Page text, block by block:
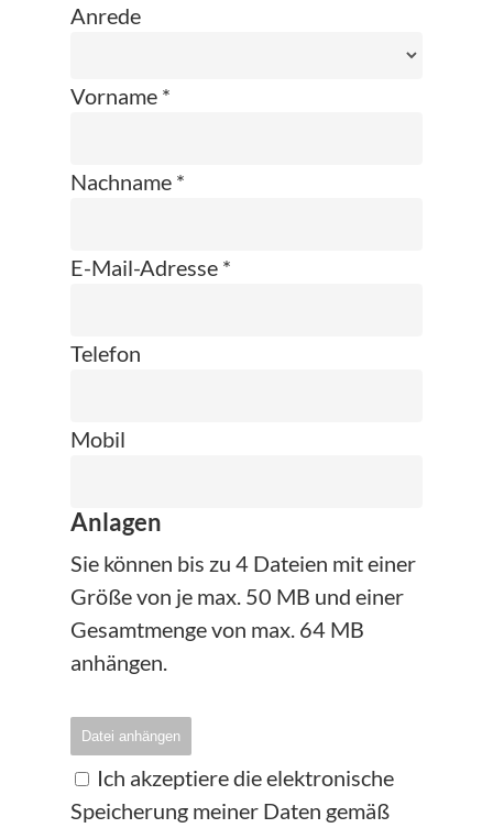
Anrede
Vorname *
Nachname *
E-Mail-Adresse *
Telefon
Mobil
Anlagen
Sie können bis zu 4 Dateien mit einer
Größe von je max. 50 MB und einer
Gesamtmenge von max. 64 MB
anhängen.
Datei anhängen
Ich akzeptiere die elektronische
Speicherung meiner Daten gemäß